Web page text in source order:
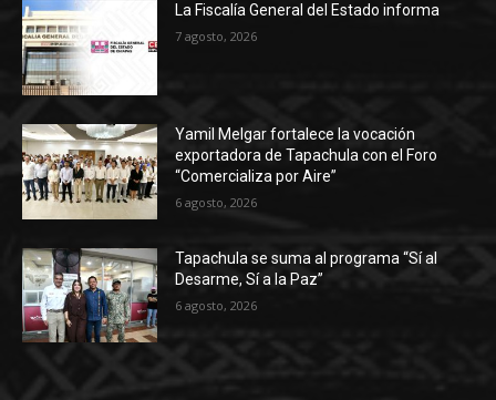
La Fiscalía General del Estado informa
7 agosto, 2026
Yamil Melgar fortalece la vocación
exportadora de Tapachula con el Foro
“Comercializa por Aire”
6 agosto, 2026
Tapachula se suma al programa “Sí al
Desarme, Sí a la Paz”
6 agosto, 2026